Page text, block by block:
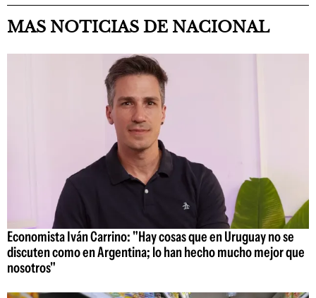
MAS NOTICIAS DE NACIONAL
Economista Iván Carrino: "Hay cosas que en Uruguay no se
discuten como en Argentina; lo han hecho mucho mejor que
nosotros"